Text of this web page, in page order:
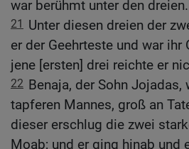
war berühmt unter den dreien.
21
Unter diesen dreien der
er der Geehrteste und war ihr
jene [ersten] drei reichte er
22 Benaja, der Sohn Jojadas,
tapferen Mannes, groß an
dieser erschlug die zwei
Moab; und er ging hinab und